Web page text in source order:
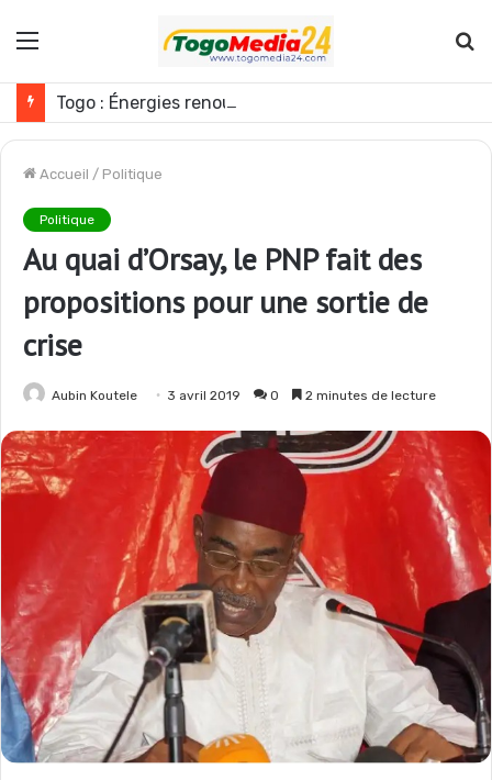
Menu
Accueil / Politique
Politique
Au quai d’Orsay, le PNP fait des
propositions pour une sortie de
crise
Aubin Koutele 3 avril 2019 0 2 minutes de lecture